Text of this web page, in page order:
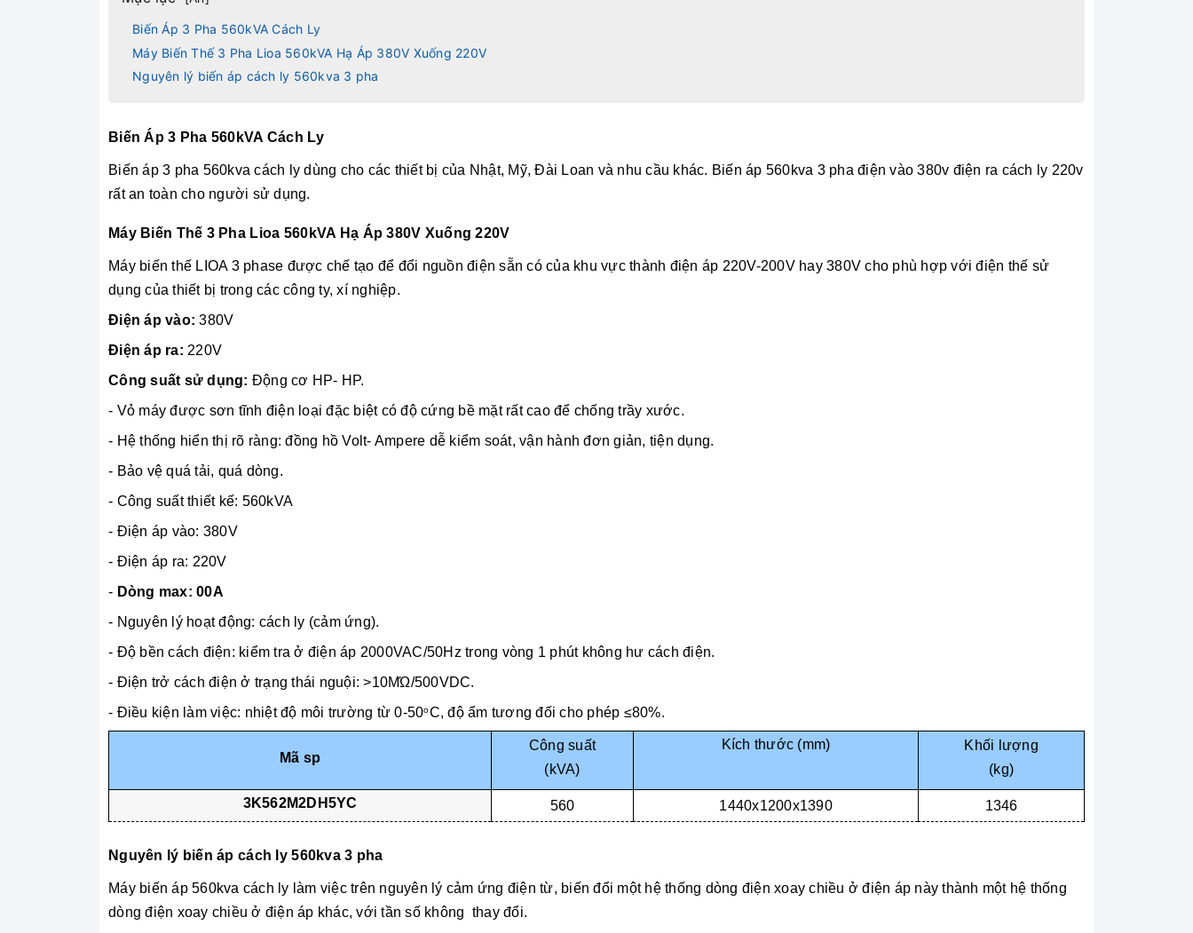
Biến Áp 3 Pha 560kVA Cách Ly
Máy Biến Thế 3 Pha Lioa 560kVA Hạ Áp 380V Xuống 220V
Nguyên lý biến áp cách ly 560kva 3 pha
Biến Áp 3 Pha 560kVA Cách Ly
Biến áp 3 pha 560kva cách ly dùng cho các thiết bị của Nhật, Mỹ, Đài Loan và nhu cầu khác. Biến áp 560kva 3 pha điện vào 380v điện ra cách ly 220v
rất an toàn cho người sử dụng.
Máy Biến Thế 3 Pha Lioa 560kVA Hạ Áp 380V Xuống 220V
Máy biến thế LIOA 3 phase được chế tạo để đổi nguồn điện sẵn có của khu vực thành điện áp 220V-200V hay 380V cho phù hợp với điện thế sử
dụng của thiết bị trong các công ty, xí nghiệp.
Điện áp vào:380V
Điện áp ra: 220V
Công suất sử dụng: Động cơ HP- HP.
- Vỏ máy được sơn tĩnh điện loại đặc biệt có độ cứng bề mặt rất cao để chống trầy xước.
- Hệ thống hiển thị rõ ràng: đồng hồ Volt- Ampere dễ kiểm soát, vận hành đơn giản, tiện dụng.
- Bảo vệ quá tải, quá dòng.
- Công suất thiết kế: 560kVA
- Điện áp vào: 380V
- Điện áp ra: 220V
- Dòng max: 00A
- Nguyên lý hoạt động: cách ly (cảm ứng).
- Độ bền cách điện: kiểm tra ở điện áp 2000VAC/50Hz trong vòng 1 phút không hư cách điện.
- Điện trở cách điện ở trạng thái nguội: >10MΏ/500VDC.
- Điều kiện làm việc: nhiệt độ môi trường từ 0-50oC, độ ẩm tương đối cho phép ≤80%.
Mã sp
Công suất
(kVA)
Kích thước (mm)
Khối lượng
(kg)
3K562M2DH5YC 560 1440x1200x1390 1346
Nguyên lý biến áp cách ly 560kva 3 pha
Máy biến áp 560kva cách ly làm việc trên nguyên lý cảm ứng điện từ, biến đổi một hệ thống dòng điện xoay chiều ở điện áp này thành một hệ thống
dòng điện xoay chiều ở điện áp khác, với tần số không thay đổi.